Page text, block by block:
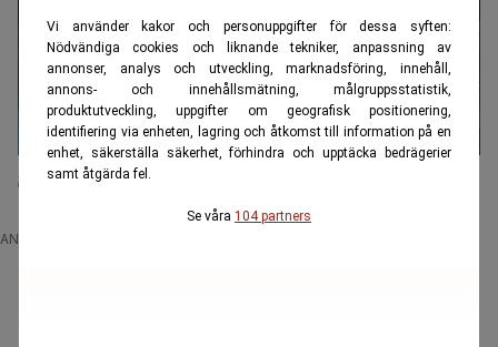
Vi använder kakor och personuppgifter för dessa syften:
Nödvändiga cookies och liknande tekniker, anpassning av
annonser, analys och utveckling, marknadsföring, innehåll,
annons- och innehållsmätning, målgruppsstatistik,
produktutveckling, uppgifter om geografisk positionering,
identifiering via enheten, lagring och åtkomst till information på en
enhet, säkerställa säkerhet, förhindra och upptäcka bedrägerier
samt åtgärda fel.
Se våra 104 partners
Strålande nyheter för din kommunala skatt
ANNONS